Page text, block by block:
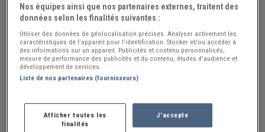
Made in US
États-Unis
Voir le téléphone
Envoyer un email
Nos équipes ainsi que nos partenaires externes, traitent des
données selon les finalités suivantes :
Utiliser des données de géolocalisation précises. Analyser activement les
caractéristiques de l’appareil pour l’identification. Stocker et/ou accéder à
des informations sur un appareil. Publicités et contenu personnalisés,
mesure de performance des publicités et du contenu, études d’audience et
développement de services.
Liste de nos partenaires (fournisseurs)
Afficher toutes les
finalités
J'accepte